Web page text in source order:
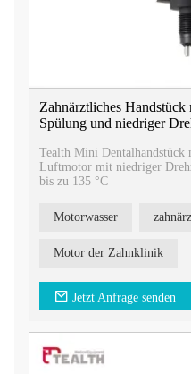
Zahnärztliches
Spülung und niedriger
Tealth Mini Dentalhandstück
Luftmotor mit niedriger
bis zu 135 °C
Motorwasser
Motor der Zahnklinik
Jetzt Anfrage senden